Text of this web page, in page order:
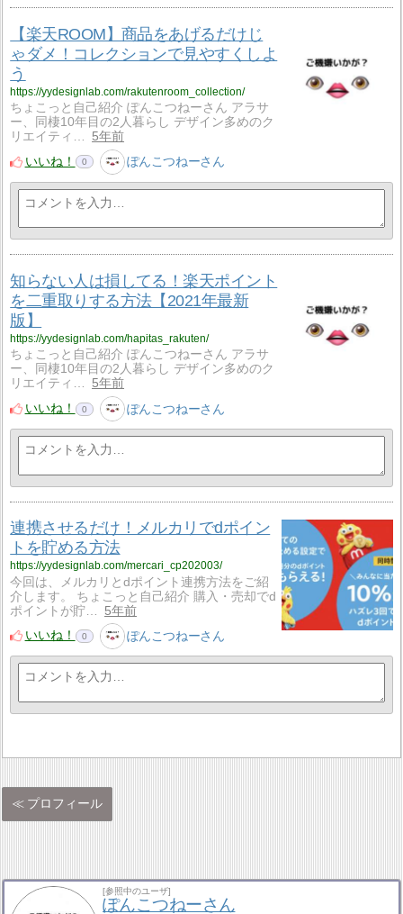
【楽天ROOM】商品をあげるだけじ
ゃダメ！コレクションで見やすくしよ
う
https://yydesignlab.com/rakutenroom_collection/
ちょこっと自己紹介 ぽんこつねーさん アラサ
ー、同棲10年目の2人暮らし デザイン多めのク
リエイティ…
5年前
いいね！
0 ぽんこつねーさん
知らない人は損してる！楽天ポイント
を二重取りする方法【2021年最新
版】
https://yydesignlab.com/hapitas_rakuten/
ちょこっと自己紹介 ぽんこつねーさん アラサ
ー、同棲10年目の2人暮らし デザイン多めのク
リエイティ…
5年前
いいね！
0 ぽんこつねーさん
連携させるだけ！メルカリでdポイン
トを貯める方法
https://yydesignlab.com/mercari_cp202003/
今回は、メルカリとdポイント連携方法をご紹
介します。 ちょこっと自己紹介 購入・売却でd
ポイントが貯…
5年前
いいね！
0 ぽんこつねーさん
プロフィール
[参照中のユーザ]
ぽんこつねーさん